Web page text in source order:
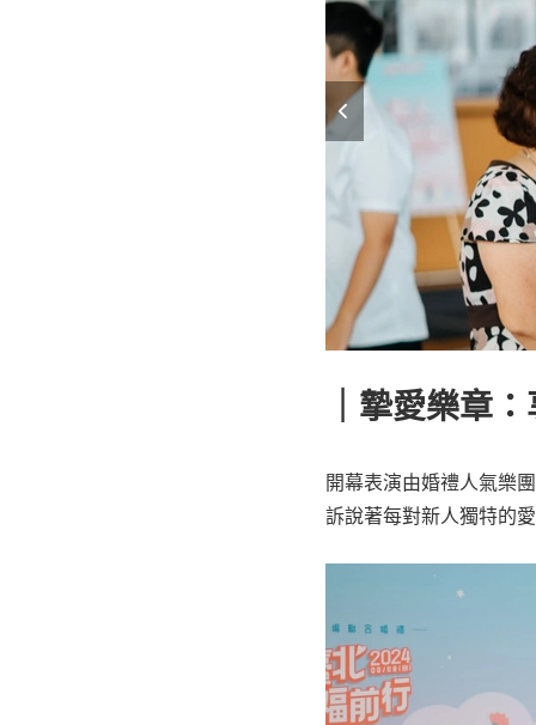
｜摯愛樂章
開幕表演由婚禮人氣樂
訴說著每對新人獨特的